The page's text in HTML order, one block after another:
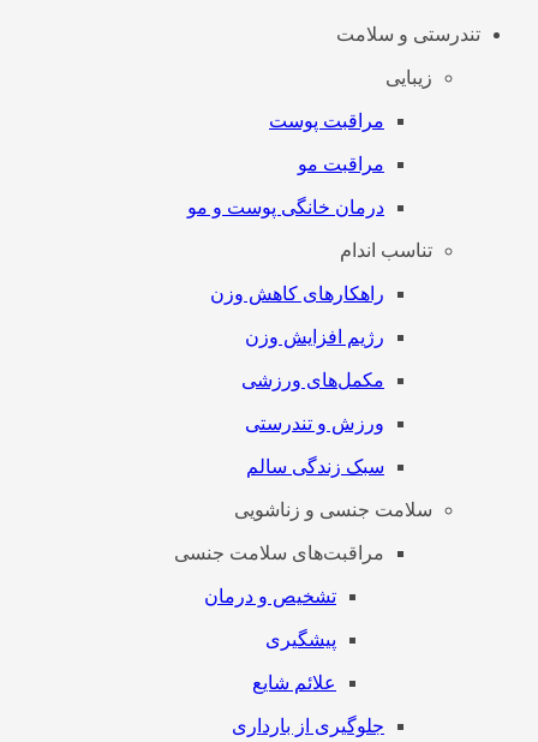
تندرستی و سلامت
زیبایی
مراقبت پوست
مراقبت مو
درمان خانگی پوست و مو
تناسب اندام
راهکارهای کاهش وزن
رژیم افزایش وزن
مکمل‌های ورزشی
ورزش و تندرستی
سبک زندگی سالم
سلامت جنسی و زناشویی
مراقبت‌های سلامت جنسی
تشخیص و درمان
پیشگیری
علائم شایع
جلوگیری از بارداری